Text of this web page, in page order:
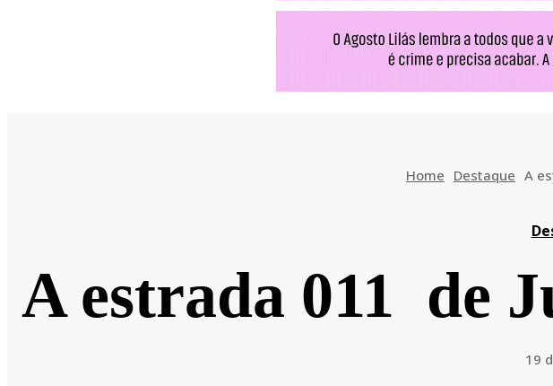
Home Destaque A
A estrada 011 de
19